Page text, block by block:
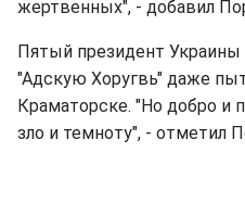
жертвенных", - добавил
Пятый президент
"Адскую Хоругвь" даже
Краматорске. "Но добро и
зло и темноту", - отметил